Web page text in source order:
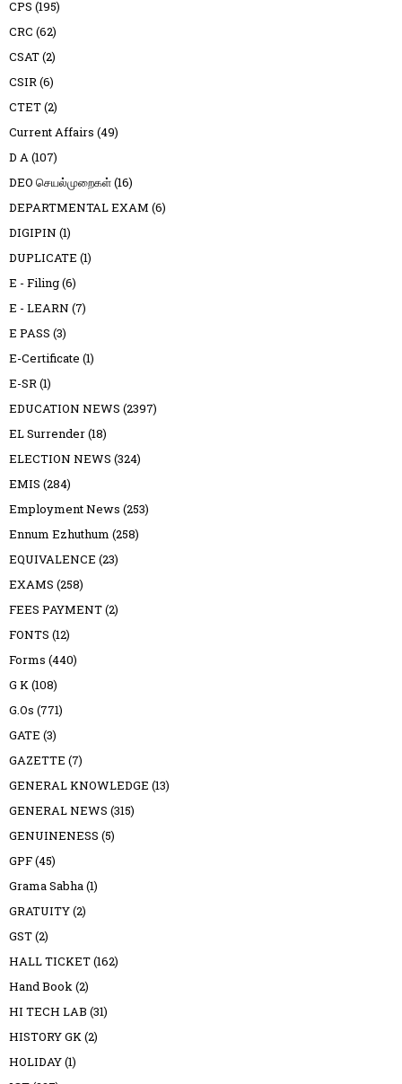
CPS (195)
CRC (62)
CSAT(2)
CSIR(6)
CTET(2)
Current Affairs (49)
D A(107)
DEO செயல்முறைகள்(16)
DEPARTMENTAL EXAM (6)
DIGIPIN (1)
DUPLICATE (1)
E - Filing(6)
E - LEARN (7)
E PASS (3)
E-Certificate (1)
E-SR(1)
EDUCATION NEWS (2397)
EL Surrender(18)
ELECTION NEWS (324)
EMIS (284)
Employment News (253)
Ennum Ezhuthum (258)
EQUIVALENCE (23)
EXAMS (258)
FEES PAYMENT(2)
FONTS (12)
Forms (440)
G K(108)
G.Os (771)
GATE (3)
GAZETTE (7)
GENERAL KNOWLEDGE (13)
GENERAL NEWS (315)
GENUINENESS (5)
GPF(45)
Grama Sabha(1)
GRATUITY(2)
GST(2)
HALL TICKET(162)
Hand Book(2)
HI TECH LAB (31)
HISTORY GK(2)
HOLIDAY(1)